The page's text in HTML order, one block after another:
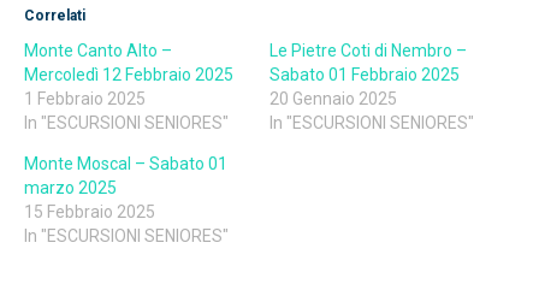
Correlati
Monte Canto Alto –
Mercoledì 12 Febbraio 2025
1 Febbraio 2025
In "ESCURSIONI SENIORES"
Le Pietre Coti di Nembro –
Sabato 01 Febbraio 2025
20 Gennaio 2025
In "ESCURSIONI SENIORES"
Monte Moscal – Sabato 01
marzo 2025
15 Febbraio 2025
In "ESCURSIONI SENIORES"